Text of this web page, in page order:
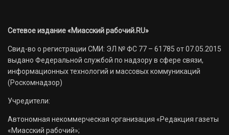
Сетевое издание «Миасский рабочий.RU»
Свид-во о регистрации СМИ: ЭЛ № ФС 77 – 61785 от 07.05.2015
выдано Федеральной службой по надзору в сфере связи,
информационных технологий и массовых коммуникаций
(Роскомнадзор)
Учредители:
Автономная некоммерческая организация «Редакция газеты
«Миасский рабочий»;